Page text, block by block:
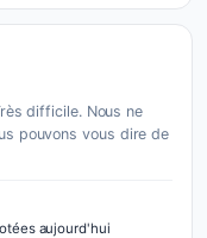
difficile. Nous ne
pouvons vous dire de
aujourd'hui